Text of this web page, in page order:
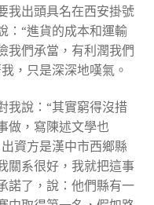
我出頭具名在西安掛號
：“進貨的成本和運輸
我們承當，有利潤我們
，只是深深地嘆氣。
我說：“其實窮得沒措
做，寫陳述文學也
資方是漢中市西鄉縣
關系很好，我就把這事
諾了，說：他們縣有一